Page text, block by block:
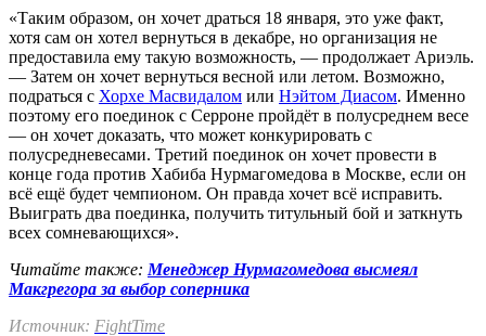
«Таким образом, он хочет драться 18 января, это уже факт,
хотя сам он хотел вернуться в декабре, но организация не
предоставила ему такую возможность, — продолжает Ариэль.
— Затем он хочет вернуться весной или летом. Возможно,
подраться с Хорхе Масвидалом или Нэйтом Диасом. Именно
поэтому его поединок с Серроне пройдёт в полусреднем весе
— он хочет доказать, что может конкурировать с
полусредневесами. Третий поединок он хочет провести в
конце года против Хабиба Нурмагомедова в Москве, если он
всё ещё будет чемпионом. Он правда хочет всё исправить.
Выиграть два поединка, получить титульный бой и заткнуть
всех сомневающихся».
Читайте также: Менеджер Нурмагомедова высмеял
Макгрегора за выбор соперника
Источник: FightTime